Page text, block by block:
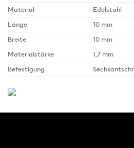
Material
Edelstahl
Länge
10 mm
Breite
10 mm
Materialstärke
1,7 mm
Befestigung